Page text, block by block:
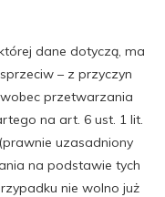
dane dotyczą, ma
– z przyczyn
przetwarzania
na art. 6 ust. 1 lit.
uzasadniony
na podstawie tych
nie wolno już